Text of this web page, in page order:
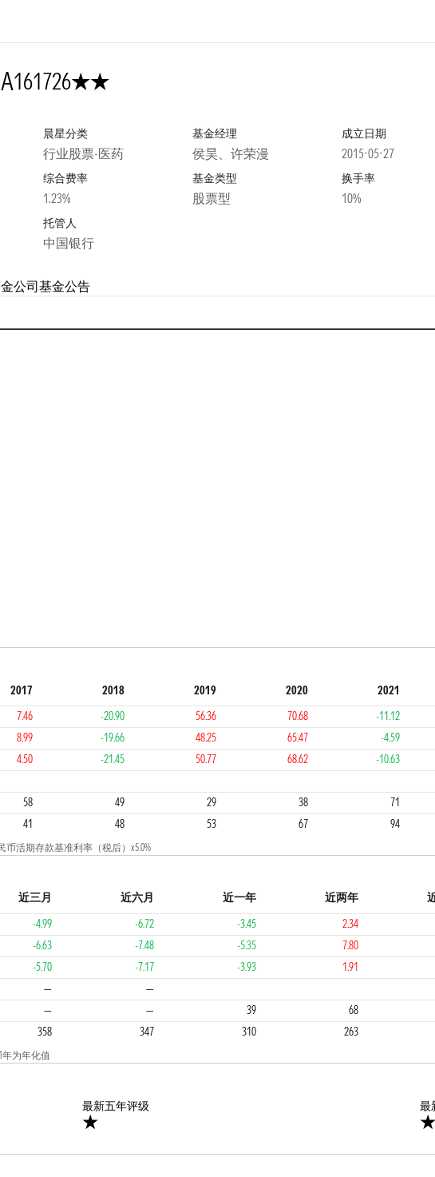
161726
晨星分类
行业股票-医药
基金经理
侯昊、许荣漫
成立日期
2015-05-27
综合费率
1.23%
基金类型
股票型
换手率
10%
托管人
中国银行
公司基金公告
2017 2018 2019 2020 2021
7.46 -20.90 56.36 70.68 -11.12
8.99 -19.66 48.25 65.47 -4.59
4.50 -21.45 50.77 68.62 -10.63
2 2 2 3 4
58 49 29 38 71
41 48 53 67 94
币活期存款基准利率（税后）x5.0%
近三月 近六月 近一年 近两年
-4.99 -6.72 -3.45 2.34
-6.63 -7.48 -5.35 7.80
-5.70 -7.17 -3.93 1.91
— —
2 3 3
— — 39 68
358 347 310 263
年为年化值
最新五年评级
1星 最